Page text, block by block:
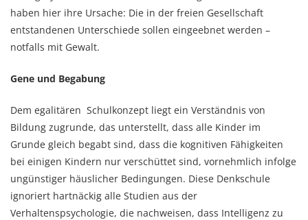
haben hier ihre Ursache: Die in der freien Gesellschaft
entstandenen Unterschiede sollen eingeebnet werden –
notfalls mit Gewalt.
Gene und Begabung
Dem egalitären Schulkonzept liegt ein Verständnis von
Bildung zugrunde, das unterstellt, dass alle Kinder im
Grunde gleich begabt sind, dass die kognitiven Fähigkeiten
bei einigen Kindern nur verschüttet sind, vornehmlich infolge
ungünstiger häuslicher Bedingungen. Diese Denkschule
ignoriert hartnäckig alle Studien aus der
Verhaltenspsychologie, die nachweisen, dass Intelligenz zu